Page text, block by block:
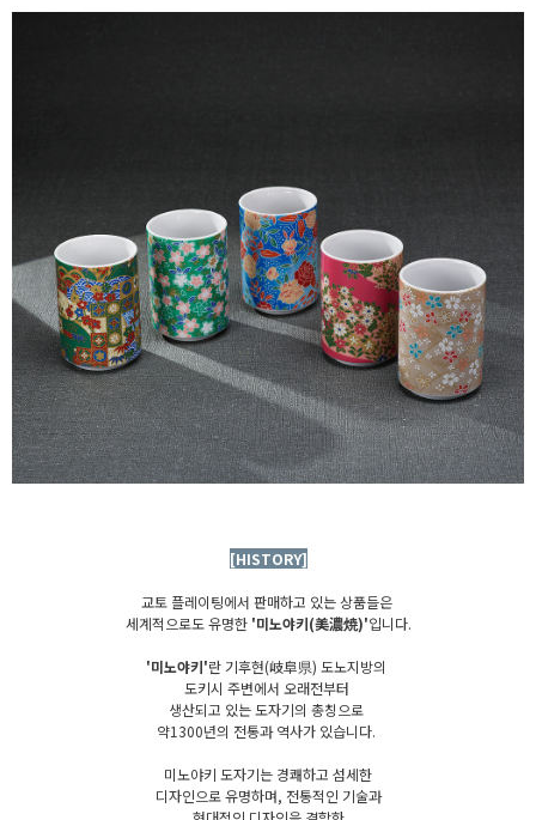
[HISTORY]
교토 플레이팅에서 판매하고 있는 상품들은
세계적으로도 유명한 '미노야키(美濃焼)'입니다.
'미노야키'란 기후현(岐阜県) 도노지방의
도키시 주변에서 오래전부터
생산되고 있는 도자기의 총칭으로
약1300년의 전통과 역사가 있습니다.
미노야키 도자기는 경쾌하고 섬세한
디자인으로 유명하며, 전통적인 기술과